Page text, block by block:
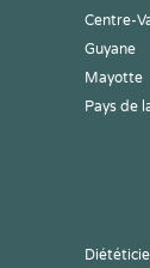
Centre-
Guyane
Mayotte
Pays de